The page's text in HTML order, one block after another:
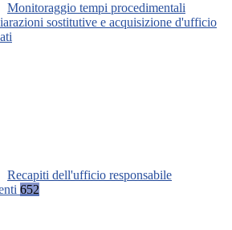
Monitoraggio tempi procedimentali
sostitutive e acquisizione d'ufficio
Recapiti dell'ufficio responsabile
652